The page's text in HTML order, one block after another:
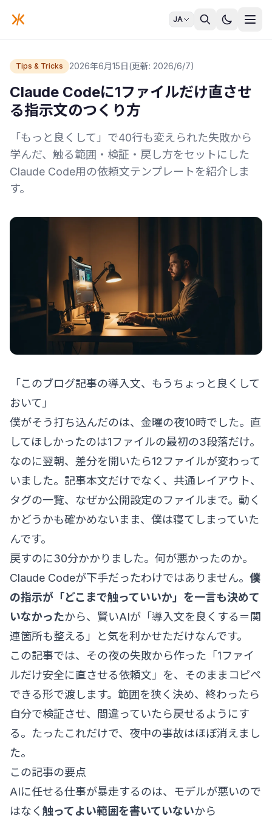
JA
Tips & Tricks 2026年6月15日(更新: 2026/6/7)
Claude Codeに1ファイルだけ直させ
る指示文のつくり方
「もっと良くして」で40行も変えられた失敗から
学んだ、触る範囲・検証・戻し方をセットにした
Claude Code用の依頼文テンプレートを紹介しま
す。
「このブログ記事の導入文、もうちょっと良くして
おいて」
僕がそう打ち込んだのは、金曜の夜10時でした。直
してほしかったのは1ファイルの最初の3段落だけ。
なのに翌朝、差分を開いたら12ファイルが変わって
いました。記事本文だけでなく、共通レイアウト、
タグの一覧、なぜか公開設定のファイルまで。動く
かどうかも確かめないまま、僕は寝てしまっていた
んです。
戻すのに30分かかりました。何が悪かったのか。
Claude Codeが下手だったわけではありません。 僕
の指示が「どこまで触っていいか」を一言も決めて
いなかったから、賢いAIが「導入文を良くする＝関
連箇所も整える」と気を利かせただけなんです。
この記事では、その夜の失敗から作った「1ファイ
ルだけ安全に直させる依頼文」を、そのままコピペ
できる形で渡します。範囲を狭く決め、終わったら
自分で検証させ、間違っていたら戻せるようにす
る。たったこれだけで、夜中の事故はほぼ消えまし
た。
この記事の要点
AIに任せる仕事が暴走するのは、モデルが悪いので
はなく 触ってよい範囲を書いていないから